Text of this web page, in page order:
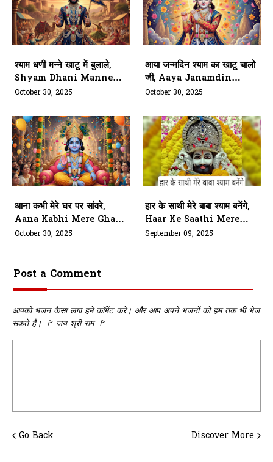
श्याम धणी मन्ने खाटू में बुलाले,
Shyam Dhani Manne
Khatu Mein Bulale
October 30, 2025
आया जन्मदिन श्याम का खाटू चालो
जी, Aaya Janamdin
Shyam Ka Khatu Chalo
October 30, 2025
आना कभी मेरे घर पर सांवरे,
Aana Kabhi Mere Ghar
Par Sanware
October 30, 2025
हार के साथी मेरे बाबा श्याम बनेंगे,
Haar Ke Saathi Mere
Baba Shyam Banenge
September 09, 2025
Post a Comment
आपको भजन कैसा लगा हमे कॉमेंट करे। और आप अपने भजनों को हम तक भी भेज
सकते है। 🚩 जय श्री राम 🚩
Go Back Discover More